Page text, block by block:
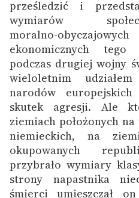
Informacja o treściach
wrażliwych
Deklaracja dostępności
prześledzić i
wymiarów
moralno-
ekonomicznych
podczas drugiej wojny
wieloletnim
narodów
skutek agresji. Ale
ziemiach położonych
niemieckich, na
okupowanych
przybrało wymiary
strony napastnika
śmierci umieszczał